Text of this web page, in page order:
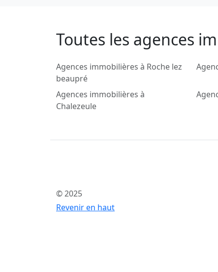
Toutes les agences
Agences immobilières à Roche lez
beaupré
Agences immobilières à
Chalezeule
© 2025
Revenir en haut